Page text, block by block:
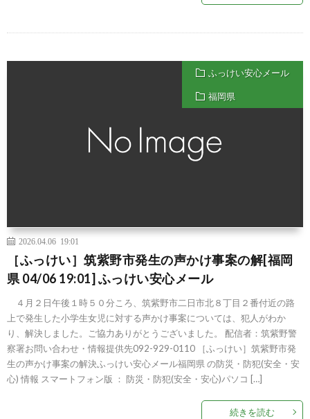
ふっけい安心メール
福岡県
2026.04.06 19:01
［ふっけい］筑紫野市発生の声かけ事案の解[福岡
県 04/06 19:01] ふっけい安心メール
４月２日午後１時５０分ころ、筑紫野市二日市北８丁目２番付近の路
上で発生した小学生女児に対する声かけ事案については、犯人がわか
り、解決しました。ご協力ありがとうございました。 配信者：筑紫野警
察署お問い合わせ・情報提供先092-929-0110 ［ふっけい］筑紫野市発
生の声かけ事案の解決ふっけい安心メール福岡県 の防災・防犯(安全・安
心) 情報 スマートフォン版 ： 防災・防犯(安全・安心)パソコ […]
続きを読む